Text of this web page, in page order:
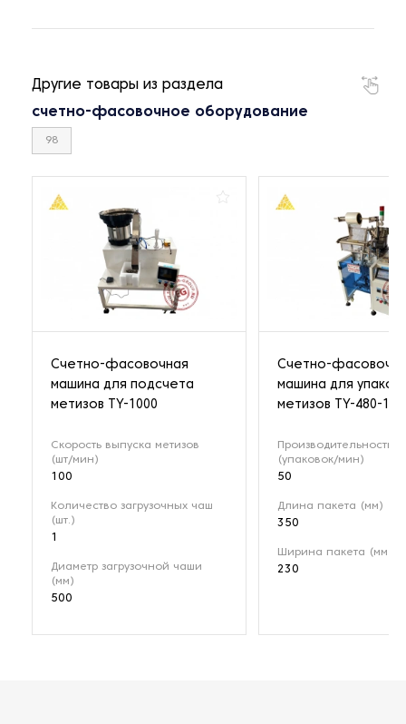
Другие товары из раздела
счетно-фасовочное оборудование
98
Счетно-фасовочная
машина для подсчета
метизов TY-1000
Скорость выпуска метизов
(шт/мин)
100
Количество загрузочных чаш
(шт.)
1
Диаметр загрузочной чаши
(мм)
500
Счетно-
машина для
метизов TY-480-1P
Производительность
(упаковок/мин)
50
Длина пакета (мм)
350
Ширина пакета (мм)
230